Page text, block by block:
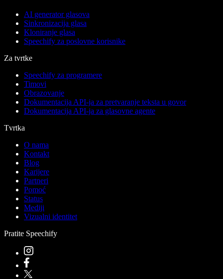
AI generator glasova
Sinkronizacija glasa
Kloniranje glasa
Speechify za poslovne korisnike
Za tvrtke
Speechify za programere
Timovi
Obrazovanje
Dokumentacija API-ja za pretvaranje teksta u govor
Dokumentacija API-ja za glasovne agente
Tvrtka
O nama
Kontakt
Blog
Karijere
Partneri
Pomoć
Status
Mediji
Vizualni identitet
Pratite Speechify